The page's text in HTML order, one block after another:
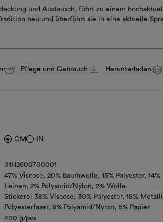
und Austausch, führt zu einem
neu und überführt sie in eine aktuelle
Pflege und Gebrauch Herunterladen
CM IN
01H2600700001
47% Viscose 20% Baumwolle 15% Polyester 14%
Leinen
2% Polyamid/Nylon
2% Wolle
Stickerei 38% Viscose, 30% Polyester, 18%
Polyesterfaser, 8% Polyamid/Nylon, 6% Papier
400 g/pcs